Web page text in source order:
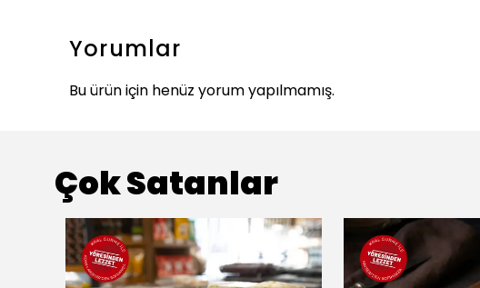
Yorumlar
Bu ürün için henüz yorum yapılmamış.
Çok Satanlar